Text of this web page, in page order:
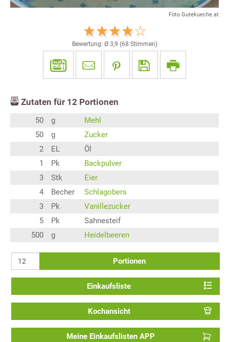
Foto Gutekueche.at
Bewertung: Ø 3,9 (68 Stimmen)
Zutaten für 12 Portionen
50 g
Mehl
50
g
Zucker
2
EL
Öl
1
Pk
Backpulver
3
Stk
Eier
4
Becher
Schlagobers
3
Pk
Vanillezucker
5
Pk
Sahnesteif
500
g Heidelbeeren
Portionen
Einkaufsliste
Kochansicht
Meine Einkaufslisten APP